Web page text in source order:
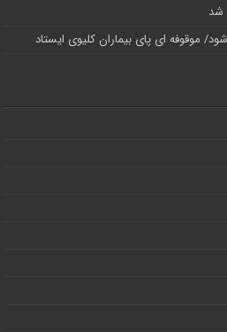
شد
موقوفه ای پای بیماران کلیوی ایستاد